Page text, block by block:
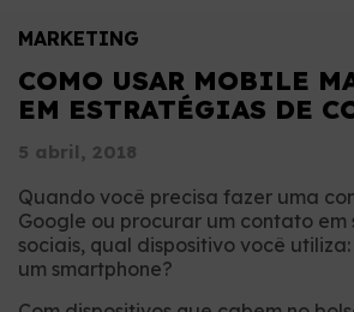
MARKETING
COMO USAR MOBILE
EM ESTRATÉGIAS DE
5 abril, 2018
Quando você precisa fazer uma
Google ou procurar um contato em
sociais, qual dispositivo você
um smartphone?